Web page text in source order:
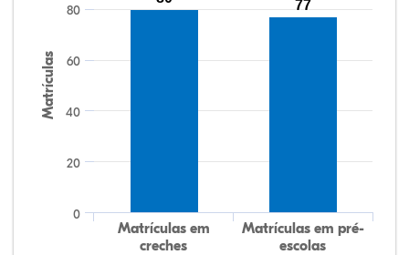
Matrículas
Matrículas em
creches
Matrículas em pré-
escolas
0
20
40
60
80 77